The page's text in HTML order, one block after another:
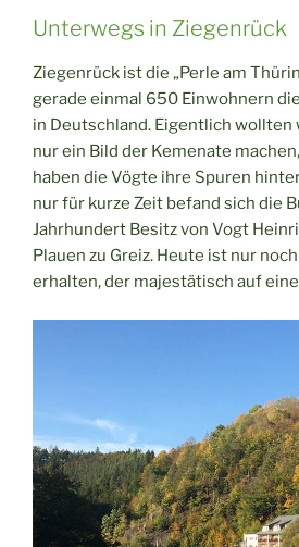
Unterwegs in Ziegenrück
Ziegenrück ist die „Perle am
gerade einmal 650 Einwohnern
in Deutschland. Eigentlich wollten
nur ein Bild der Kemenate
haben die Vögte ihre Spuren
nur für kurze Zeit befand sich die
Jahrhundert Besitz von Vogt
Plauen zu Greiz. Heute ist nur
erhalten, der majestätisch auf